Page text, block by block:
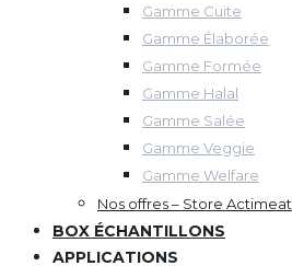
Gamme Cuite
Gamme Élaborée
Gamme Formée
Gamme Halal
Gamme Salée
Gamme Veggie
Gamme Welfare
Nos offres – Store Actimeat
BOX ÉCHANTILLONS
APPLICATIONS